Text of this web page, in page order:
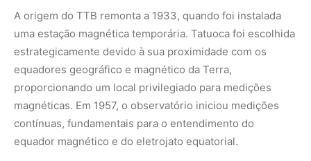
A origem do TTB remonta a 1933, quando foi instalada
uma estação magnética temporária. Tatuoca foi escolhida
estrategicamente devido à sua proximidade com os
equadores geográfico e magnético da Terra,
proporcionando um local privilegiado para medições
magnéticas. Em 1957, o observatório iniciou medições
contínuas, fundamentais para o entendimento do
equador magnético e do eletrojato equatorial.